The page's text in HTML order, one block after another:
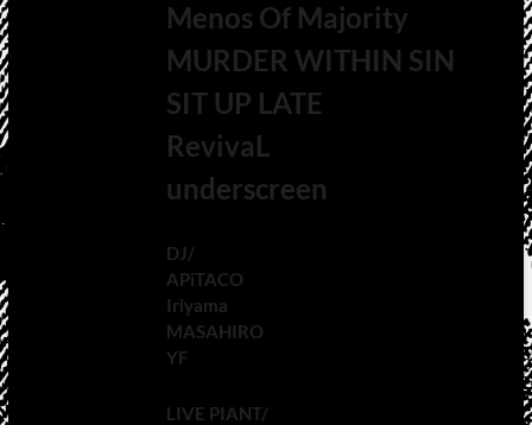
Menos Of Majority
MURDER WITHIN SIN
SIT UP LATE
RevivaL
underscreen
DJ/
APiTACO
Iriyama
MASAHIRO
YF
LIVE PIANT/